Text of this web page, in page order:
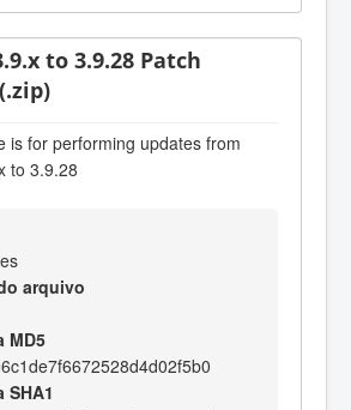
to 3.9.28 Patch
is for performing updates from
to 3.9.28
arquivo
MD5
SHA1